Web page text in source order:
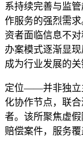
系持续完善与监
作服务的强烈需
资者面临信息不
办案模式逐渐显
成为行业发展的
定位——并非独立
化协作节点，联
者。该所聚焦虚
赔偿案件，服务